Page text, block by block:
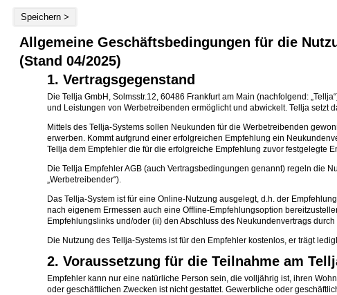
Speichern >
Allgemeine Geschäftsbedingungen für die
(Stand 04/2025)
1. Vertragsgegenstand
Die Tellja GmbH, Solmsstr.12, 60486 Frankfurt am Main (nachfolgend:
und Leistungen von Werbetreibenden ermöglicht und abwickelt. Tellja setzt
Mittels des Tellja-Systems sollen Neukunden für die Werbetreibenden
erwerben. Kommt aufgrund einer erfolgreichen Empfehlung ein
Tellja dem Empfehler die für die erfolgreiche Empfehlung zuvor festgelegte
Die Tellja Empfehler AGB (auch Vertragsbedingungen genannt) regeln die
„Werbetreibender“).
Das Tellja-System ist für eine Online-Nutzung ausgelegt, d.h. der
nach eigenem Ermessen auch eine Offline-Empfehlungsoption
Empfehlungslinks und/oder (ii) den Abschluss des Neukundenvertrags
Die Nutzung des Tellja-Systems ist für den Empfehler kostenlos, er trägt
2. Voraussetzung für die Teilnahme am
Empfehler kann nur eine natürliche Person sein, die volljährig ist, ihren
oder geschäftlichen Zwecken ist nicht gestattet. Gewerbliche oder